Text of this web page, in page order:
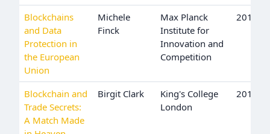
Blockchains
and Data
Protection in
the European
Union
Michele
Finck
Max Planck
Institute for
Innovation and
Competition
2018
Blockchain and
Trade Secrets:
A Match Made
Birgit Clark
King's College
London
2018